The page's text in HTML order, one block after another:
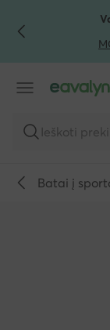
PEREITI PRIE
PEREITI Į
Ieškoti
Batai į